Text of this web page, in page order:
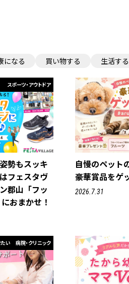
になる 買い物する 生活する
スポーツ・アウトドア
勢もスッキ
フェスタヴ
郡山「フッ
おまかせ！
自慢のペット
豪華賞品をゲ
2026.7.31
たい 病院・クリニック